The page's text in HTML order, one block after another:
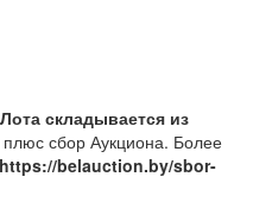
складывается из
сбор Аукциона. Более
https://belauction.by/sbor-